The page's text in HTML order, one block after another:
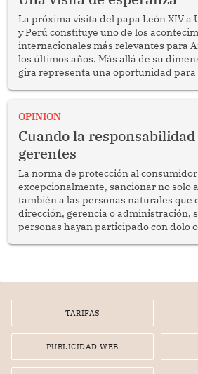
La próxima visita del papa León XIV a
y Perú constituye uno de los
internacionales más relevantes para
los últimos años. Más allá de su
gira representa una oportunidad
enfrenta desafíos en materia de
OPINION
Cuando la responsabilidad
gerentes
La norma de protección al
excepcionalmente, sancionar no solo
también a las personas naturales que
dirección, gerencia o administración,
personas hayan participado con dolo
por la frustrada realización de un
TARIFAS
PUBLICIDAD WEB